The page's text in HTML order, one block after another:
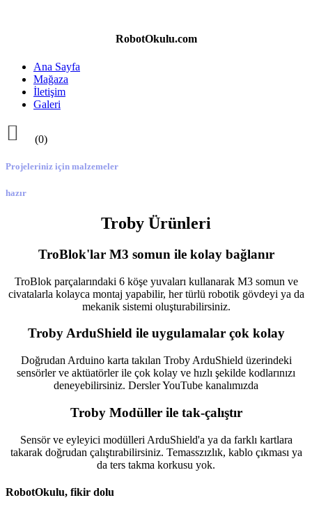
RobotOkulu.com
Ana Sayfa
Mağaza
İletişim
Galeri
 (0)
Projeleriniz için malzemeler
hazır
Troby Ürünleri
TroBlok'lar M3 somun ile kolay bağlanır
TroBlok parçalarındaki 6 köşe yuvaları kullanarak M3 somun ve
civatalarla kolayca montaj yapabilir, her türlü robotik gövdeyi ya da
mekanik sistemi oluşturabilirsiniz.
Troby ArduShield ile uygulamalar çok kolay
Doğrudan Arduino karta takılan Troby ArduShield üzerindeki
sensörler ve aktüatörler ile çok kolay ve hızlı şekilde kodlarınızı
deneyebilirsiniz. Dersler YouTube kanalımızda
Troby Modüller ile tak-çalıştır
Sensör ve eyleyici modülleri ArduShield'a ya da farklı kartlara
takarak doğrudan çalıştırabilirsiniz. Temasszızlık, kablo çıkması ya
da ters takma korkusu yok.
RobotOkulu, fikir dolu